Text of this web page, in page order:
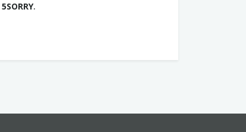
5SORRY.